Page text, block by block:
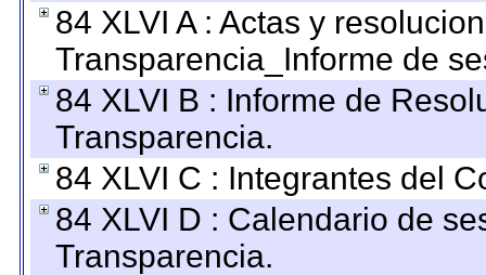
84 XLVI A : Actas y
Transparencia_Informe de
84 XLVI B : Informe de
Transparencia.
84 XLVI C : Integrantes del
84 XLVI D : Calendario de
Transparencia.